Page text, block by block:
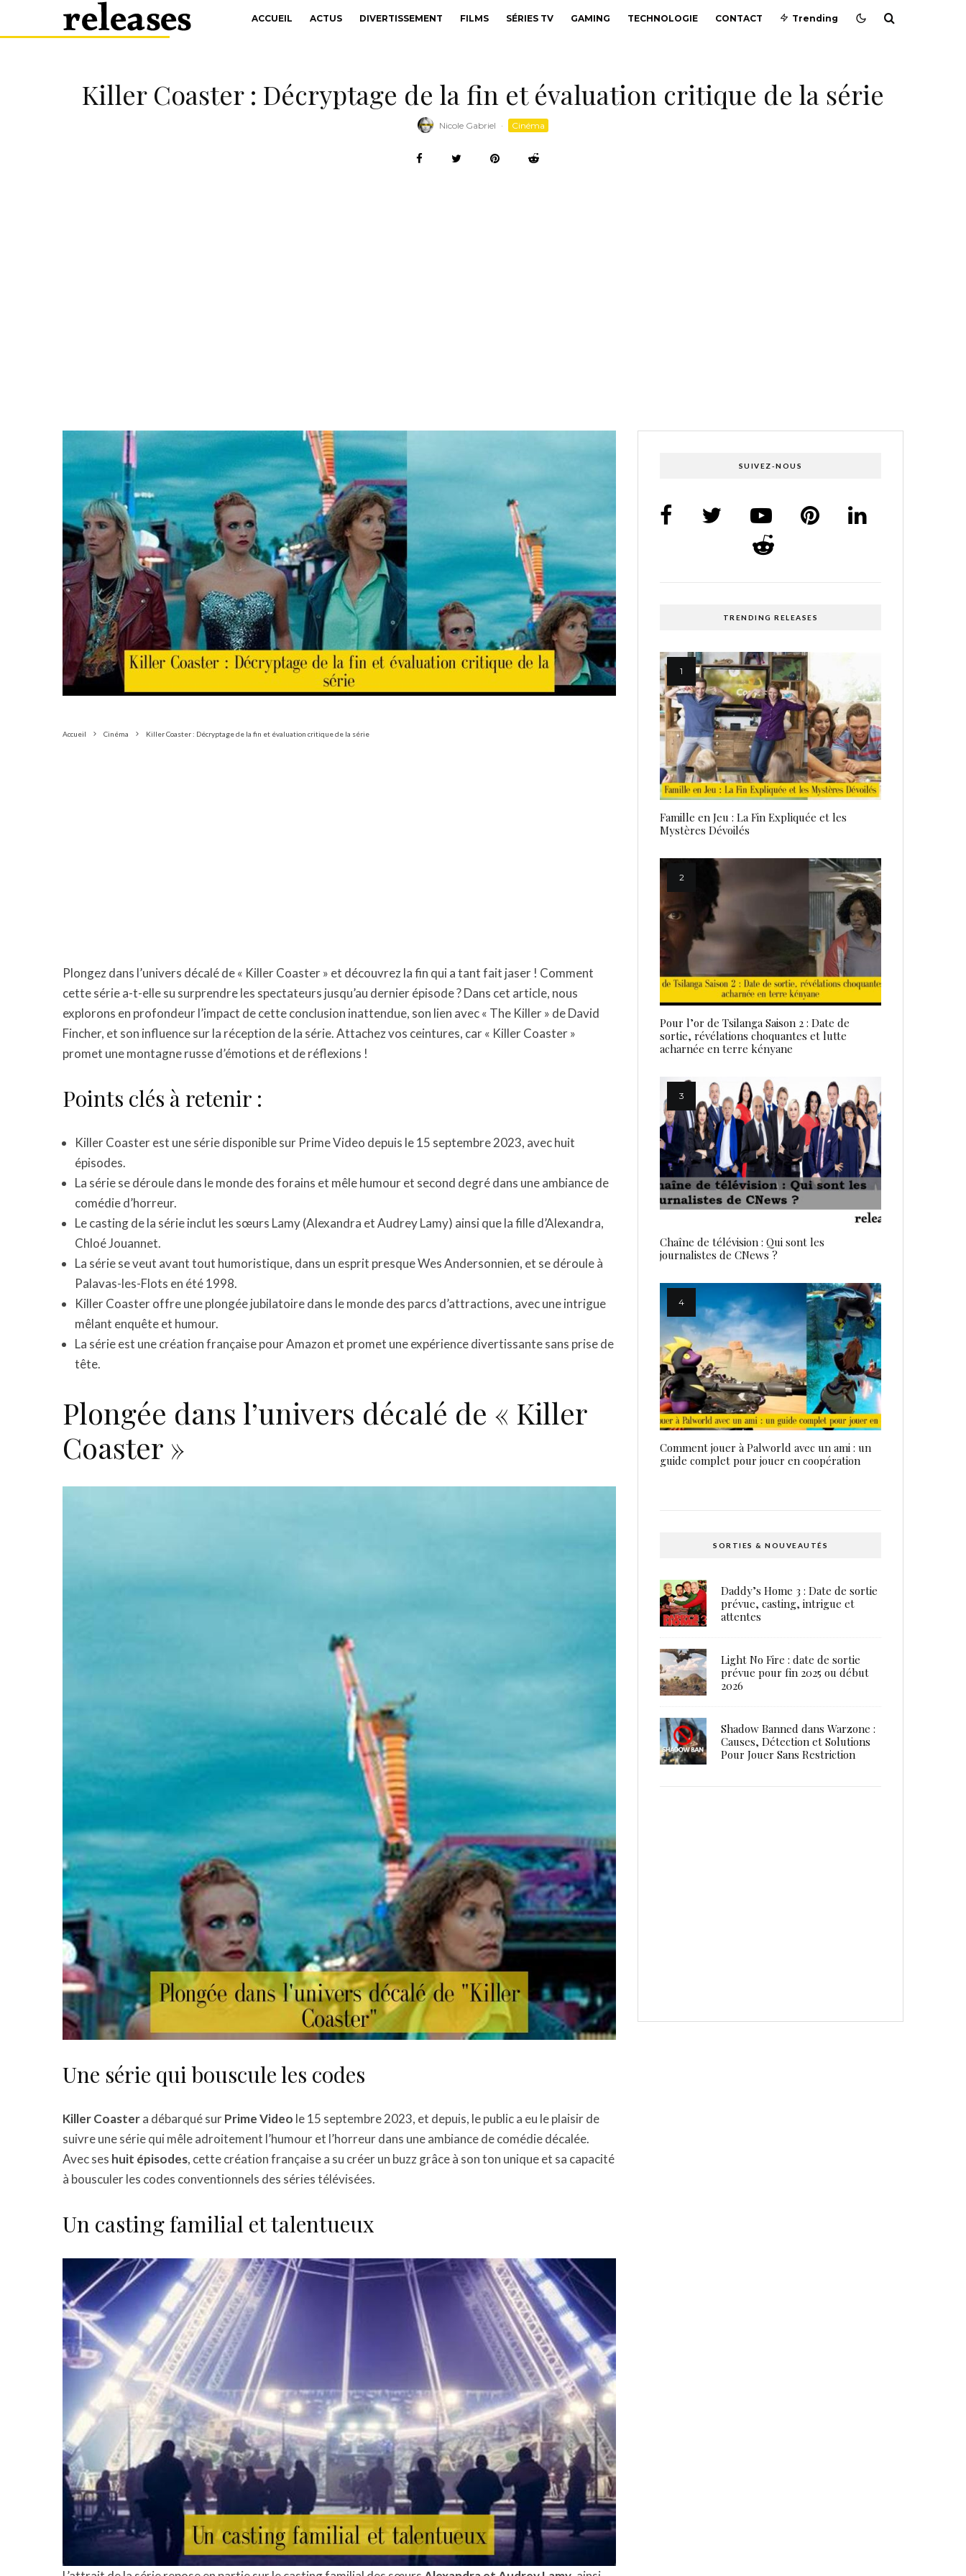
ACCUEIL ACTUS DIVERTISSEMENT FILMS SÉRIES TV GAMING TECHNOLOGIE CONTACT Trending
Killer Coaster : Décryptage de la fin et évaluation critique de la série
Nicole Gabriel · Cinéma
Accueil Cinéma Killer Coaster : Décryptage de la fin et évaluation critique de la série
Plongez dans l’univers décalé de « Killer Coaster » et découvrez la fin qui a tant fait jaser ! Comment
cette série a-t-elle su surprendre les spectateurs jusqu’au dernier épisode ? Dans cet article, nous
explorons en profondeur l’impact de cette conclusion inattendue, son lien avec « The Killer » de David
Fincher, et son influence sur la réception de la série. Attachez vos ceintures, car « Killer Coaster »
promet une montagne russe d’émotions et de réflexions !
Points clés à retenir :
Killer Coaster est une série disponible sur Prime Video depuis le 15 septembre 2023, avec huit
épisodes.
La série se déroule dans le monde des forains et mêle humour et second degré dans une ambiance de
comédie d’horreur.
Le casting de la série inclut les sœurs Lamy (Alexandra et Audrey Lamy) ainsi que la fille d’Alexandra,
Chloé Jouannet.
La série se veut avant tout humoristique, dans un esprit presque Wes Andersonnien, et se déroule à
Palavas-les-Flots en été 1998.
Killer Coaster offre une plongée jubilatoire dans le monde des parcs d’attractions, avec une intrigue
mêlant enquête et humour.
La série est une création française pour Amazon et promet une expérience divertissante sans prise de
tête.
Plongée dans l’univers décalé de « Killer
Coaster »
Une série qui bouscule les codes
Killer Coastera débarqué surPrime Video le 15 septembre 2023, et depuis, le public a eu le plaisir de
suivre une série qui mêle adroitement l’humour et l’horreur dans une ambiance de comédie décalée.
Avec ses huit épisodes, cette création française a su créer un buzz grâce à son ton unique et sa capacité
à bousculer les codes conventionnels des séries télévisées.
Un casting familial et talentueux
SUIVEZ-NOUS
TRENDING RELEASES
Famille en Jeu : La Fin Expliquée et les
Mystères Dévoilés
Pour l’or de Tsilanga Saison 2 : Date de
sortie, révélations choquantes et lutte
acharnée en terre kényane
Chaîne de télévision : Qui sont les
journalistes de CNews ?
Comment jouer à Palworld avec un ami : un
guide complet pour jouer en coopération
SORTIES & NOUVEAUTÉS
Daddy’s Home 3 : Date de sortie
prévue, casting, intrigue et
attentes
Light No Fire : date de sortie
prévue pour fin 2025 ou début
2026
Shadow Banned dans Warzone :
Causes, Détection et Solutions
Pour Jouer Sans Restriction